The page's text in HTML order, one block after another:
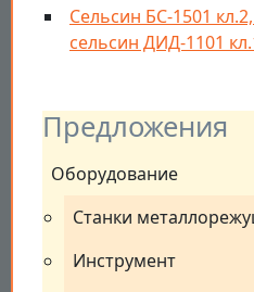
Предложения
Оборудование
Станки
Инструмент
Сельсин БС-1501
cельсин ДИД-1101